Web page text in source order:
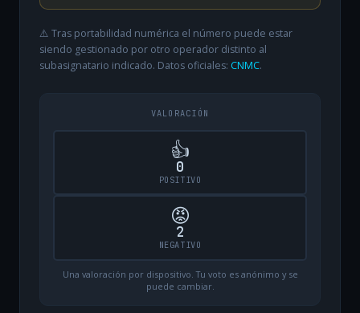
⚠️ Tras portabilidad numérica el número puede estar
siendo gestionado por otro operador distinto al
subasignatario indicado. Datos oficiales: CNMC.
VALORACIÓN
👍
0
POSITIVO
😡
2
NEGATIVO
Una valoración por dispositivo. Tu voto es anónimo y se
puede cambiar.